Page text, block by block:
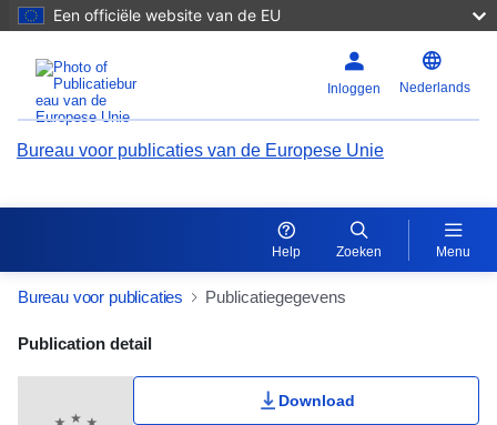
Een officiële website van de EU
Inloggen Nederlands
Bureau voor publicaties van de Europese Unie
Help Zoeken Menu
Bureau voor publicaties Publicatiegegevens
Publication Detail Actions Portlet
Publication detail
Download